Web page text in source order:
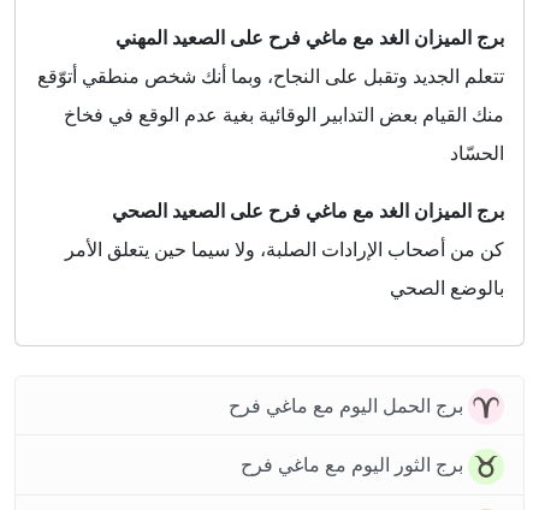
برج الميزان الغد مع ماغي فرح على الصعيد المهني
تتعلم الجديد وتقبل على النجاح، وبما أنك شخص منطقي أتوّقع
منك القيام بعض التدابير الوقائية بغية عدم الوقع في فخاخ
الحسّاد
برج الميزان الغد مع ماغي فرح على الصعيد الصحي
كن من أصحاب الإرادات الصلبة، ولا سيما حين يتعلق الأمر
بالوضع الصحي
برج الحمل اليوم مع ماغي فرح
برج الثور اليوم مع ماغي فرح